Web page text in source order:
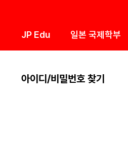
JP Edu 일본 국제학부
디/
아이디/비밀번호 찾기